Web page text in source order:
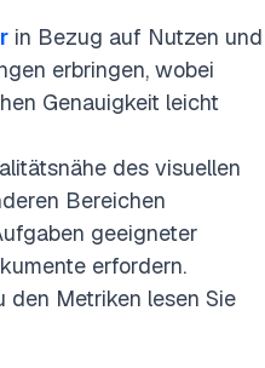
in Bezug auf Nutzen und
erbringen, wobei
Genauigkeit leicht
des visuellen
Bereichen
geeigneter
erfordern.
den Metriken lesen Sie